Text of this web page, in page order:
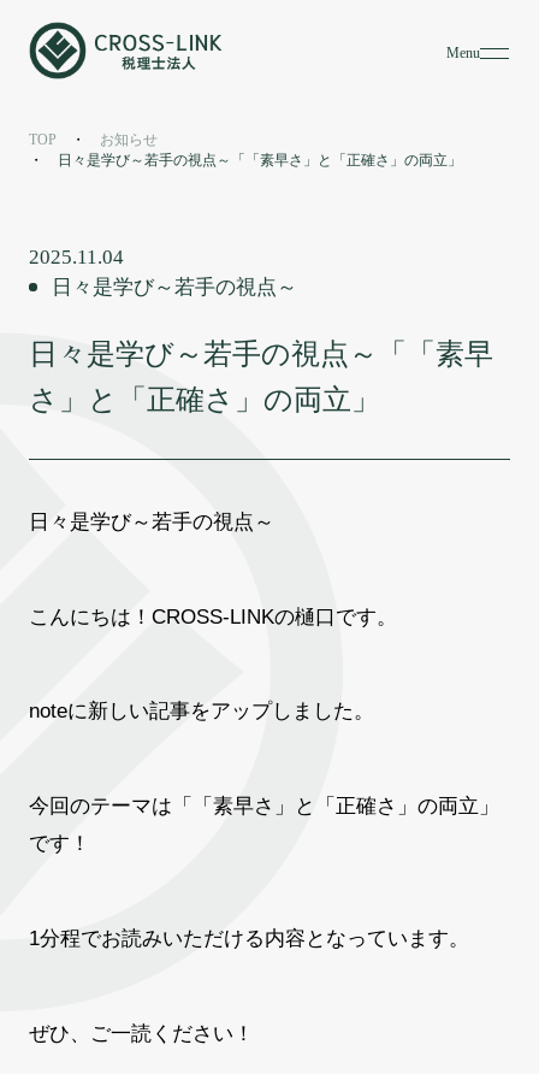
Menu
お知らせ
News
TOP
お知らせ
日々是学び～若手の視点～「「素早さ」と「正確さ」の両立」
2025.11.04
日々是学び～若手の視点～
日々是学び～若手の視点～「「素早
さ」と「正確さ」の両立」
日々是学び～若手の視点～
こんにちは！CROSS-LINKの樋口です。
noteに新しい記事をアップしました。
今回のテーマは「「素早さ」と「正確さ」の両立」
です！
1分程でお読みいただける内容となっています。
ぜひ、ご一読ください！